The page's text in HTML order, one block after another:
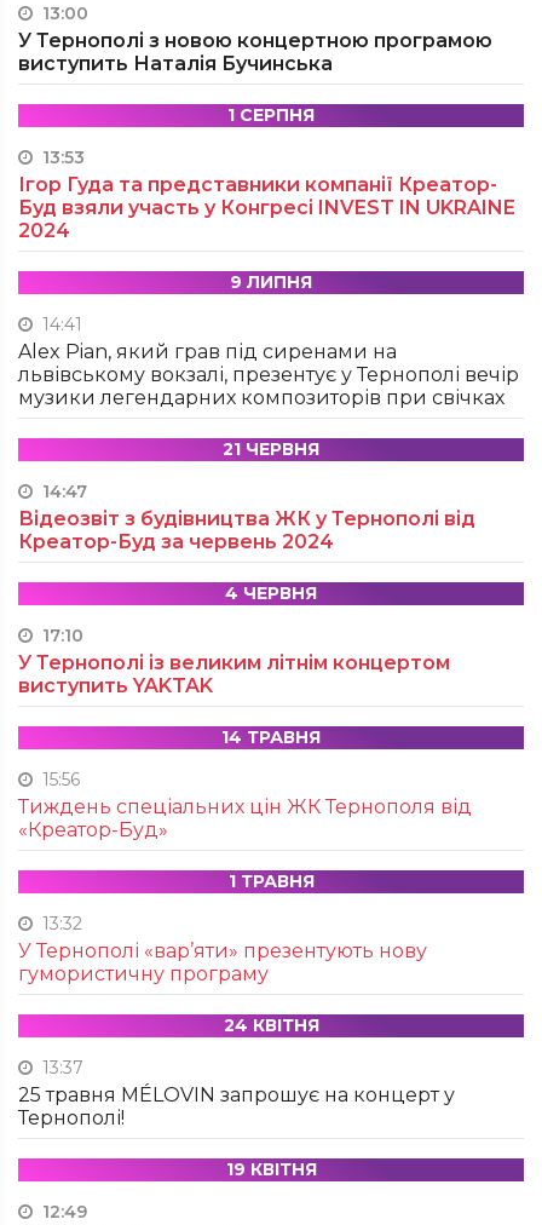
13:00
У Тернополі з новою концертною програмою
виступить Наталія Бучинська
1 СЕРПНЯ
13:53
Ігор Гуда та представники компанії Креатор-
Буд взяли участь у Конгресі INVEST IN UKRAINE
2024
9 ЛИПНЯ
14:41
Alex Pian, який грав під сиренами на
львівському вокзалі, презентує у Тернополі вечір
музики легендарних композиторів при свічках
21 ЧЕРВНЯ
14:47
Відеозвіт з будівництва ЖК у Тернополі від
Креатор-Буд за червень 2024
4 ЧЕРВНЯ
17:10
У Тернополі із великим літнім концертом
виступить YAKTAK
14 ТРАВНЯ
15:56
Тиждень спеціальних цін ЖК Тернополя від
«Креатор-Буд»
1 ТРАВНЯ
13:32
У Тернополі «вар’яти» презентують нову
гумористичну програму
24 КВІТНЯ
13:37
25 травня MÉLOVIN запрошує на концерт у
Тернополі!
19 КВІТНЯ
12:49